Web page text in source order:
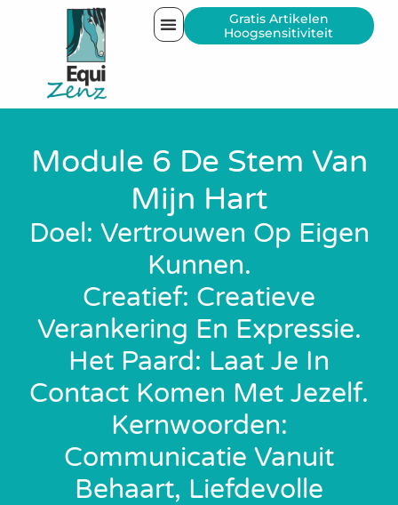
Gratis Artikelen
Hoogsensitiviteit
Module 6 De Stem Van
Mijn Hart
Doel: Vertrouwen Op Eigen
Kunnen.
Creatief: Creatieve
Verankering En Expressie.
Het Paard: Laat Je In
Contact Komen Met Jezelf.
Kernwoorden:
Communicatie Vanuit
Behaart, Liefdevolle